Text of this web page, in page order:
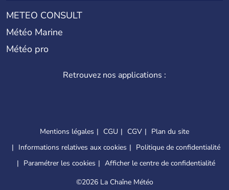
METEO CONSULT
Météo Marine
Météo pro
Retrouvez nos applications :
Mentions légales CGU CGV
Plan du site
Informations relatives aux cookies
Politique de confidentialité
Paramétrer les cookies
Afficher le centre de confidentialité
©2026 La Chaîne Météo